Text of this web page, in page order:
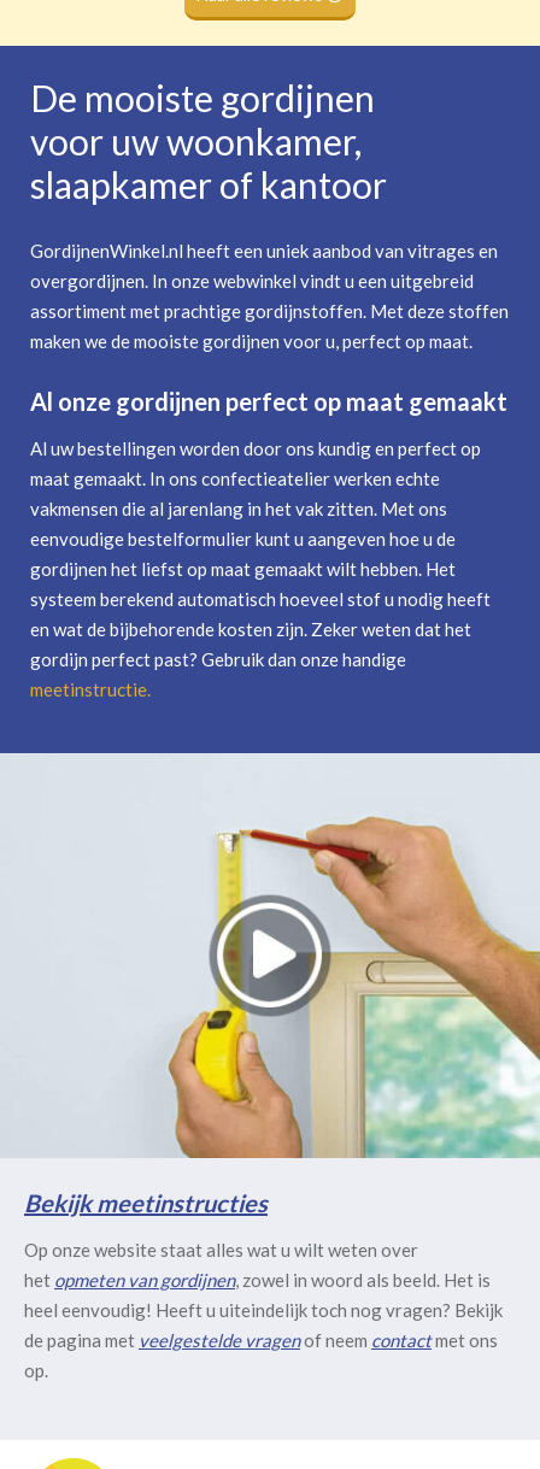
De mooiste gordijnen
voor uw woonkamer,
slaapkamer of kantoor
GordijnenWinkel.nl heeft een uniek aanbod van vitrages en
overgordijnen. In onze webwinkel vindt u een uitgebreid
assortiment met prachtige gordijnstoffen. Met deze stoffen
maken we de mooiste gordijnen voor u, perfect op maat.
Al onze gordijnen perfect op maat gemaakt
Al uw bestellingen worden door ons kundig en perfect op
maat gemaakt. In ons confectieatelier werken echte
vakmensen die al jarenlang in het vak zitten. Met ons
eenvoudige bestelformulier kunt u aangeven hoe u de
gordijnen het liefst op maat gemaakt wilt hebben. Het
systeem berekend automatisch hoeveel stof u nodig heeft
en wat de bijbehorende kosten zijn. Zeker weten dat het
gordijn perfect past? Gebruik dan onze handige
meetinstructie.
Bekijk meetinstructies
Op onze website staat alles wat u wilt weten over
het opmeten van gordijnen, zowel in woord als beeld. Het is
heel eenvoudig! Heeft u uiteindelijk toch nog vragen? Bekijk
de pagina met veelgestelde vragenof neem contactmet ons
op.